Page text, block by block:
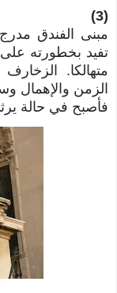
(3)
مبنى الفندق
تفيد بخطورته
متهالكا.
الزمن والإهمال
فأصبح في حالة